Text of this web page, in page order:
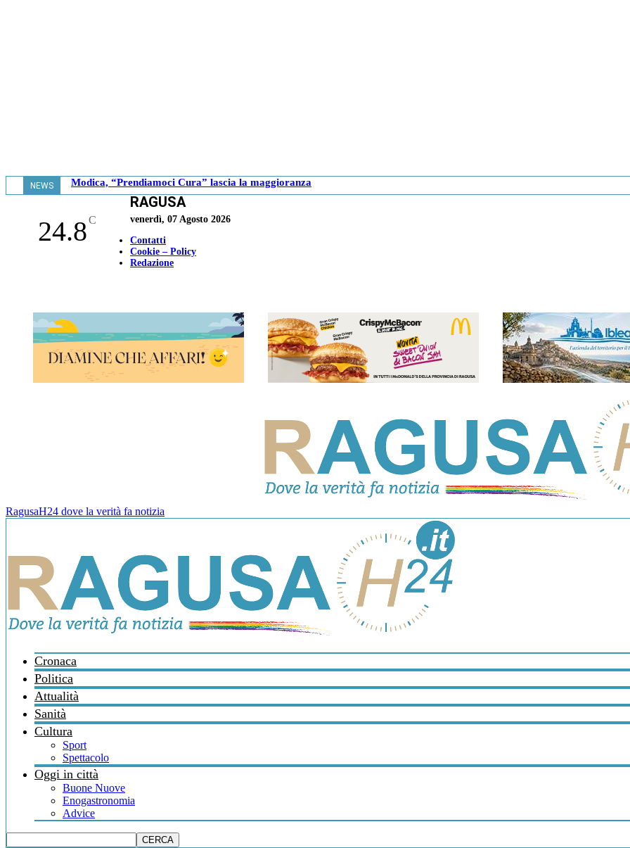
NEWS Modica, “Prendiamoci Cura” lascia la maggioranza
24.8C
RAGUSA
venerdì, 07 Agosto 2026
Contatti
Cookie – Policy
Redazione
RagusaH24 dove la verità fa notizia
Cronaca
Politica
Attualità
Sanità
Cultura
Sport
Spettacolo
Oggi in città
Buone Nuove
Enogastronomia
Advice